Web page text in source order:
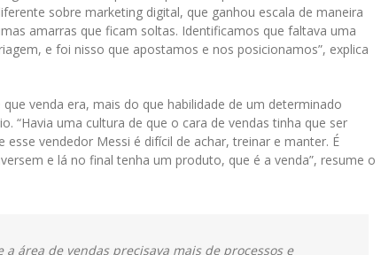
sobre marketing digital, que ganhou escala de maneira
amarras que ficam soltas. Identificamos que faltava uma
e foi nisso que apostamos e nos posicionamos”, explica
venda era, mais do que habilidade de um determinado
“Havia uma cultura de que o cara de vendas tinha que ser
vendedor Messi é difícil de achar, treinar e manter. É
e lá no final tenha um produto, que é a venda”, resume o
área de vendas precisava mais de processos e